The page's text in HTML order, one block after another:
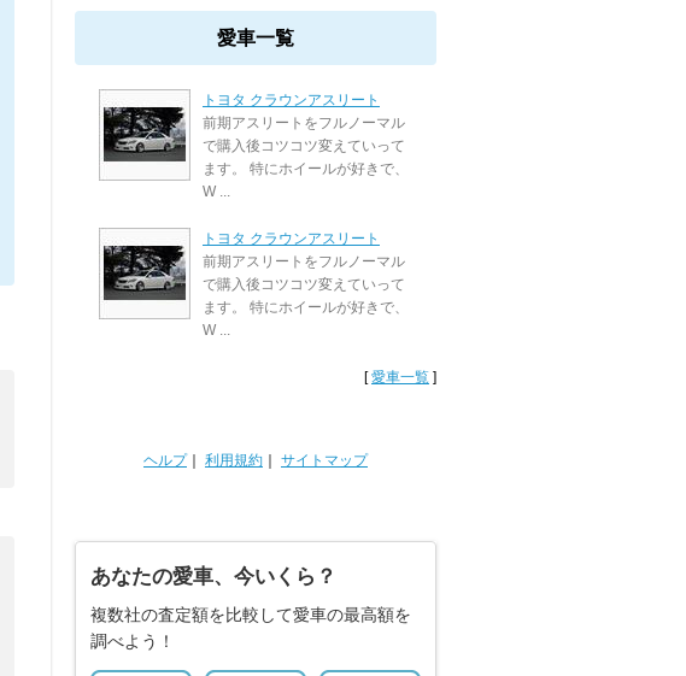
愛車一覧
トヨタ クラウンアスリート
前期アスリートをフルノーマル
で購入後コツコツ変えていって
ます。 特にホイールが好きで、
W ...
トヨタ クラウンアスリート
前期アスリートをフルノーマル
で購入後コツコツ変えていって
ます。 特にホイールが好きで、
W ...
[愛車一覧 ]
ヘルプ｜ 利用規約 サイトマップ
あなたの愛車、今いくら？
複数社の査定額を比較して愛車の最高額を
調べよう！